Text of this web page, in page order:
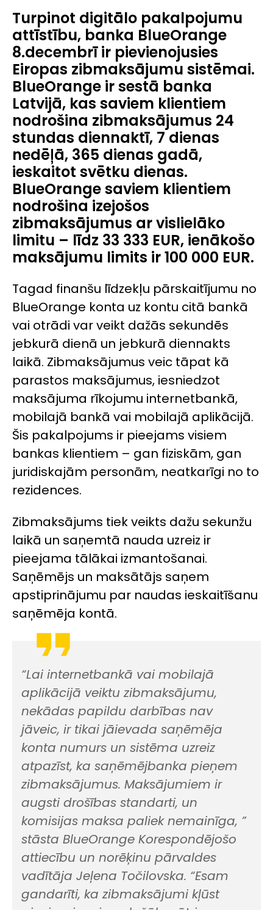
Turpinot digitālo pakalpojumu
attīstību, banka BlueOrange
8.decembrī ir pievienojusies
Eiropas zibmaksājumu sistēmai.
BlueOrange ir sestā banka
Latvijā, kas saviem klientiem
nodrošina zibmaksājumus 24
stundas diennaktī, 7 dienas
nedēļā, 365 dienas gadā,
ieskaitot svētku dienas.
BlueOrange saviem klientiem
nodrošina izejošos
zibmaksājumus ar vislielāko
limitu – līdz 33 333 EUR, ienākošo
maksājumu limits ir 100 000 EUR.
Tagad finanšu līdzekļu pārskaitījumu no
BlueOrange konta uz kontu citā bankā
vai otrādi var veikt dažās sekundēs
jebkurā dienā un jebkurā diennakts
laikā. Zibmaksājumus veic tāpat kā
parastos maksājumus, iesniedzot
maksājuma rīkojumu internetbankā,
mobilajā bankā vai mobilajā aplikācijā.
Šis pakalpojums ir pieejams visiem
bankas klientiem – gan fiziskām, gan
juridiskajām personām, neatkarīgi no to
rezidences.
Zibmaksājums tiek veikts dažu sekunžu
laikā un saņemtā nauda uzreiz ir
pieejama tālākai izmantošanai.
Saņēmējs un maksātājs saņem
apstiprinājumu par naudas ieskaitīšanu
saņēmēja kontā.
“Lai internetbankā vai mobilajā
aplikācijā veiktu zibmaksājumu,
nekādas papildu darbības nav
jāveic, ir tikai jāievada saņēmēja
konta numurs un sistēma uzreiz
atpazīst, ka saņēmējbanka pieņem
zibmaksājumus. Maksājumiem ir
augsti drošības standarti, un
komisijas maksa paliek nemainīga, ”
stāsta BlueOrange Korespondējošo
attiecību un norēķinu pārvaldes
vadītāja Jeļena Točilovska. “Esam
gandarīti, ka zibmaksājumi kļūst